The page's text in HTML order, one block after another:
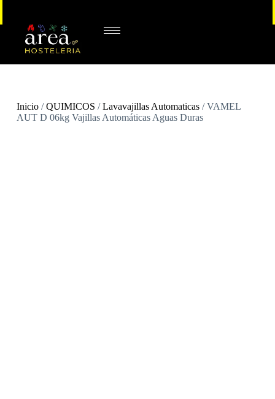
Inicio/QUIMICOS /Lavavajillas Automaticas/ VAMEL
AUT D 06kg Vajillas Automáticas Aguas Duras